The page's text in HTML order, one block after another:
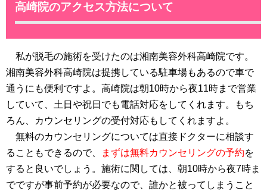
高崎院のアクセス方法について
私が脱毛の施術を受けたのは湘南美容外科高崎院です。
湘南美容外科高崎院は提携している駐車場もあるので車で
通うにも便利ですよ。高崎院は朝10時から夜11時まで営業
していて、土日や祝日でも電話対応をしてくれます。もち
ろん、カウンセリングの受付対応もしてくれますよ。
無料のカウンセリングについては直接ドクターに相談す
ることもできるので、
まずは無料カウンセリングの予約を
すると良いでしょう。施術に関しては、朝10時から夜7時ま
でですが事前予約が必要なので、誰かと被ってしまうこと